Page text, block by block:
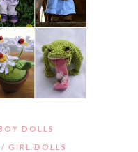
DOLLS
GIRL DOLLS